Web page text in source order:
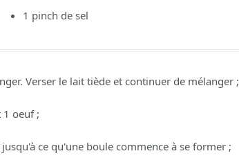
1 pinch de sel
Verser le lait tiède et continuer de mélanger ;
1 oeuf ;
ce qu'une boule commence à se former ;